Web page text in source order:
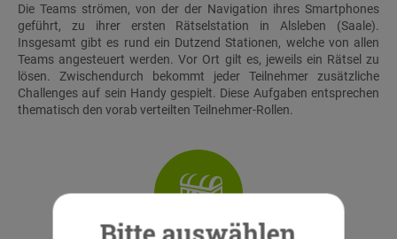
Die Teams strömen, von der der Navigation ihres Smartphones
geführt, zu ihrer ersten Rätselstation in Alsleben (Saale).
Insgesamt gibt es rund ein Dutzend Stationen, welche von allen
Teams angesteuert werden. Vor Ort gilt es, jeweils ein Rätsel zu
lösen. Zwischendurch bekommt jeder Teilnehmer zusätzliche
Challenges auf sein Handy gespielt. Diese Aufgaben entsprechen
thematisch den vorab verteilten Teilnehmer-Rollen.